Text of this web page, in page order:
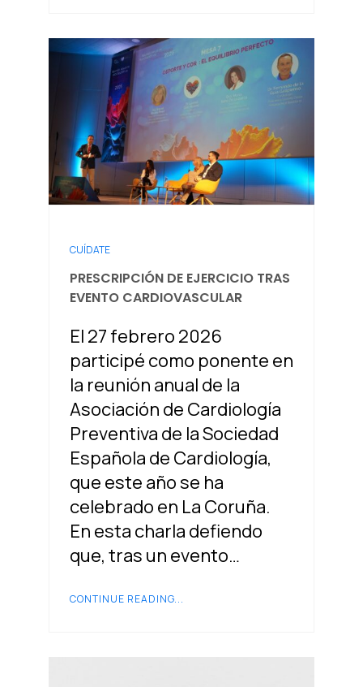
CUÍDATE
PRESCRIPCIÓN DE EJERCICIO TRAS
EVENTO CARDIOVASCULAR
El 27 febrero 2026
participé como ponente en
la reunión anual de la
Asociación de Cardiología
Preventiva de la Sociedad
Española de Cardiología,
que este año se ha
celebrado en La Coruña.
En esta charla defiendo
que, tras un evento…
CONTINUE READING...